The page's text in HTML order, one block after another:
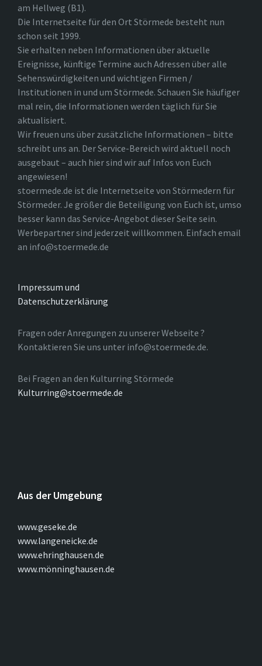
am Hellweg (B1).
Die Internetseite für den Ort Störmede besteht nun
schon seit 1999.
Sie erhalten neben Informationen über aktuelle
Ereignisse, künftige Termine auch Adressen über alle
Sehenswürdigkeiten und wichtigen Firmen /
Institutionen in und um Störmede. Schauen Sie häufiger
mal rein, die Informationen werden täglich für Sie
aktualisiert.
Wir freuen uns über zusätzliche Informationen – bitte
schreibt uns an. Der Service-Bereich wird aktuell noch
ausgebaut – auch hier sind wir auf Infos von Euch
angewiesen!
stoermede.de ist die Internetseite von Störmedern für
Störmeder. Je größer die Beteiligung von Euch ist, umso
besser kann das Service-Angebot dieser Seite sein.
Werbepartner sind jederzeit willkommen. Einfach email
an info@stoermede.de
Impressum und
Datenschutzerklärung
Fragen oder Anregungen zu unserer Webseite ?
Kontaktieren Sie uns unter info@stoermede.de.
Bei Fragen an den Kulturring Störmede
Kulturring@stoermede.de
Aus der Umgebung
www.geseke.de
www.langeneicke.de
www.ehringhausen.de
www.mönninghausen.de